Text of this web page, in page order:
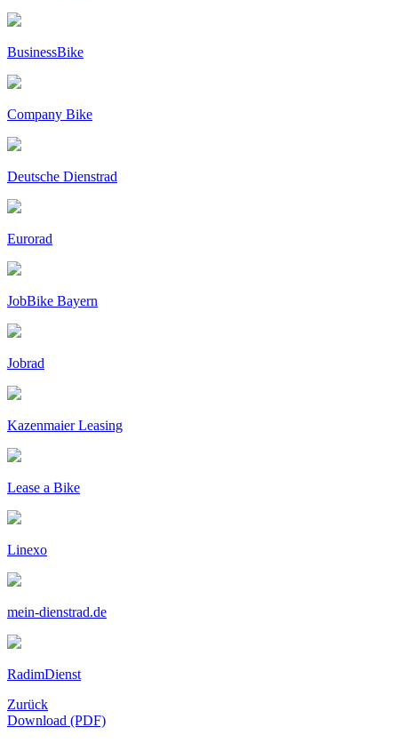
BusinessBike
Company Bike
Deutsche Dienstrad
Eurorad
JobBike Bayern
Jobrad
Kazenmaier Leasing
Lease a Bike
Linexo
mein-dienstrad.de
RadimDienst
Zurück
Download (PDF)